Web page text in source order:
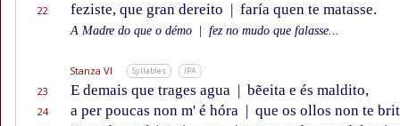
22 feziste, que gran dereito | faría quen te matasse.
A Madre do que o démo fez no mudo que falasse...
Stanza VI Syllables IPA
23 E demais que trages agua | bẽeita e és maldito,
24 a per poucas non m' é hóra | que os ollos non te